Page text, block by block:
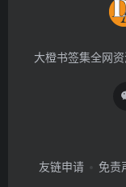
大橙书签集全网
友链申请 免责